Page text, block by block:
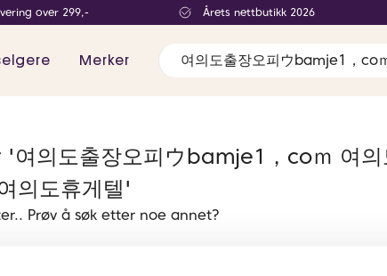
over 299,- Årets nettbutikk 2026
Merker
의도출장오피ウbamje1，coｍ 여의
의도휴게텔'
Prøv å søk etter noe annet?